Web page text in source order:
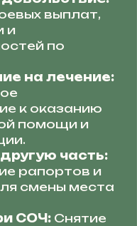
выплат,
и
по
на лечение:
к оказанию
помощи и
часть:
рапортов и
смены места
СОЧ: Снятие